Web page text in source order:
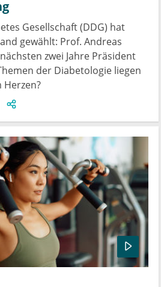
Gesellschaft (DDG) hat
gewählt: Prof. Andreas
zwei Jahre Präsident
der Diabetologie liegen